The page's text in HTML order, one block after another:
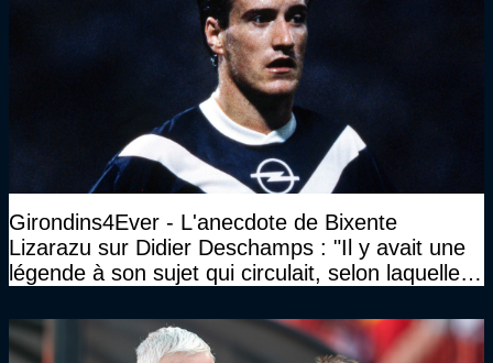
Girondins4Ever - L'anecdote de Bixente
Lizarazu sur Didier Deschamps : "Il y avait une
légende à son sujet qui circulait, selon laquelle il